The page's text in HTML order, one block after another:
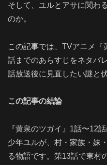
そして、ユルとアサに関わ
のか。
この記事では、TVアニメ『
話までのあらすじをネタバ
話放送後に見直したい謎と
この記事の結論
『黄泉のツガイ』1話〜12
少年ユルが、村・家族・妹
る物語です。第13話で東村